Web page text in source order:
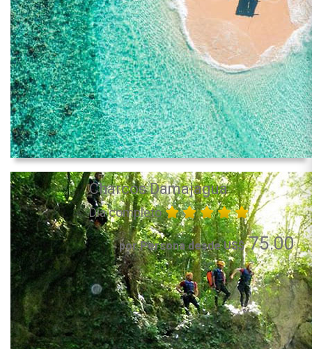
Charcos Damajagua
Día completo
por Persona desde US$75.00